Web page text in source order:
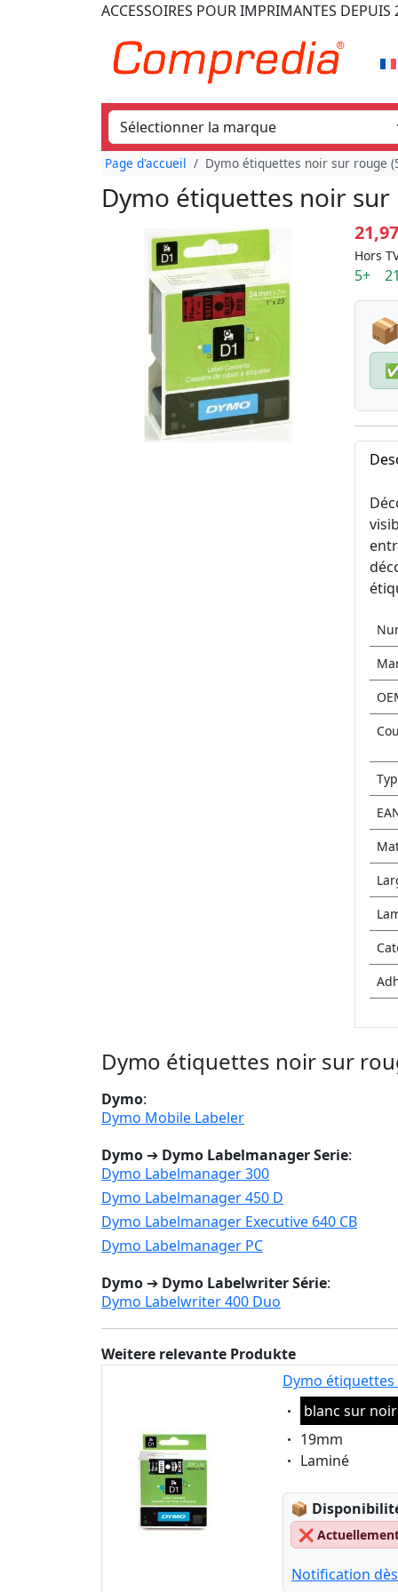
ACCESSOIRES POUR IMPRIMANTES DEPUIS
Page d'accueil Dymo étiquettes noir sur rouge
Dymo étiquettes noir sur
Hors
5+
Dymo étiquettes noir sur
Dymo:
Dymo Mobile Labeler
Dymo ➔ Dymo Labelmanager Serie:
Dymo Labelmanager 300
Dymo Labelmanager 450 D
Dymo Labelmanager Executive 640 CB
Dymo Labelmanager PC
Dymo ➔ Dymo Labelwriter Série:
Dymo Labelwriter 400 Duo
Weitere relevante Produkte
Dymo étiquettes
Eigenschaft:
blanc sur noir
Eigenschaft:
19mm
Eigenschaft:
Laminé
📦
❌
Notification